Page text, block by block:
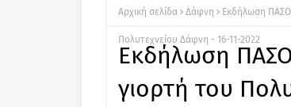
Αρχική σελίδα Δάφνη Εκδήλωση
Πολυτεχνείου Δάφνη - 16-11-2022
Εκδήλωση
γιορτή του